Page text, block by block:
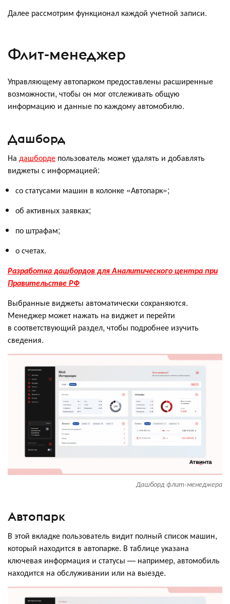
Далее рассмотрим функционал каждой учетной записи.
Флит-менеджер
Управляющему автопарком предоставлены расширенные
возможности, чтобы он мог отслеживать общую
информацию и данные по каждому автомобилю.
Дашборд
На дашборде пользователь может удалять и добавлять
виджеты с информацией:
со статусами машин в колонке «Автопарк»;
об активных заявках;
по штрафам;
о счетах.
Разработка дашбордов для Аналитического центра при
Правительстве РФ
Выбранные виджеты автоматически сохраняются.
Менеджер может нажать на виджет и перейти
в соответствующий раздел, чтобы подробнее изучить
сведения.
Дашборд флит-менеджера
Автопарк
В этой вкладке пользователь видит полный список машин,
который находится в автопарке. В таблице указана
ключевая информация и статусы — например, автомобиль
находится на обслуживании или на выезде.